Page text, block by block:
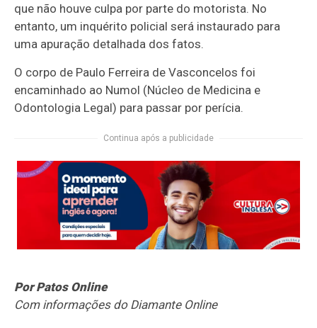
que não houve culpa por parte do motorista. No
entanto, um inquérito policial será instaurado para
uma apuração detalhada dos fatos.
O corpo de Paulo Ferreira de Vasconcelos foi
encaminhado ao Numol (Núcleo de Medicina e
Odontologia Legal) para passar por perícia.
Continua após a publicidade
Por Patos Online
Com informações do Diamante Online